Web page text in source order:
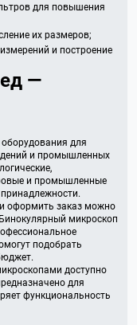
для повышения
их размеров;
и построение
—
для
и промышленных
и промышленные
оформить заказ можно
микроскоп
подобрать
доступно
для
функциональность